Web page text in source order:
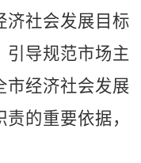
济社会发展目标
引导规范市场主
市经济社会发展
的重要依据，